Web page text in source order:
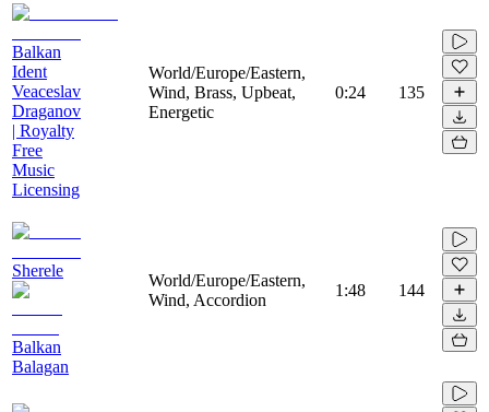
Balkan
Ident
Veaceslav
Draganov
| Royalty
Free
Music
Licensing
World/Europe/Eastern,
Wind, Brass, Upbeat,
Energetic
0:24 135
Sherele
Balkan
Balagan
World/Europe/Eastern,
Wind, Accordion
1:48 144